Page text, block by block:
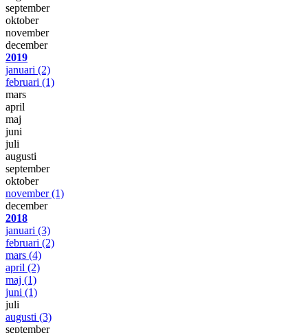
september
oktober
november
december
2019
januari (2)
februari (1)
mars
april
maj
juni
juli
augusti
september
oktober
november(1)
december
2018
januari (3)
februari (2)
mars (4)
april (2)
maj (1)
juni (1)
juli
augusti (3)
september